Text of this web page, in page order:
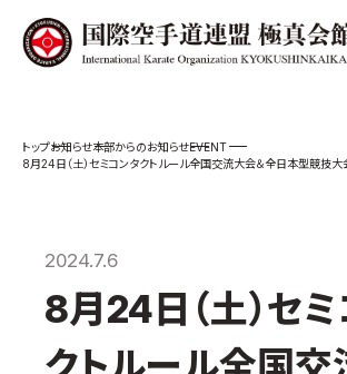
スケジュール
松井章奎館長
極真の歴史
お知らせ本部からのお知らせEVENT
8月24日（土）セミコンタクトルール全国交流大会＆全日本型競技
2024.7.6
8月24日（土）セ